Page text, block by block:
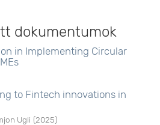
dokumentumok
in Implementing Circular
to Fintech innovations in
Ugli (2025)